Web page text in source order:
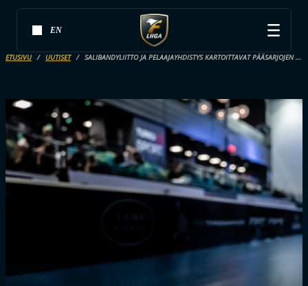
EN
ETUSIVU UUTISET SALIBANDYLIITTO JA PELAAJAYHDISTYS KARTOITTAVAT PÄÄSARJOJEN OTTELUAREENOIDEN TURVALLISUUDEN